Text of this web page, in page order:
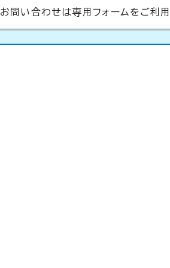
お問い合わせは専用フォームをご利用